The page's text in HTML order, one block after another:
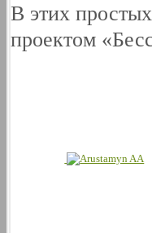
В этих
проектом